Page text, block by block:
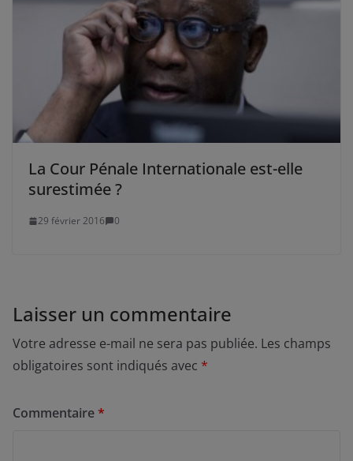
La Cour Pénale Internationale est-elle
surestimée ?
29 février 2016 0
Laisser un commentaire
Votre adresse e-mail ne sera pas publiée. Les champs
obligatoires sont indiqués avec *
Commentaire*